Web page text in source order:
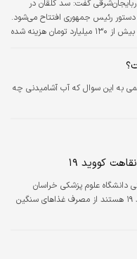
به یکدیگر وصل نیستند و به همین
نقاط با فشار کم می‌رسد.
گفت: سد کلقان در
دستور رئیس جمهوری افتتاح می‌شود.
محمدرضا پورمحمدی اعلام کرد: برای این طرح بیش از ۱۳۰ میلیارد تومان هزینه شده
از این سد شاهد توسعه پایدار در
بود. وی مهم‌ترین هدف از اجرای…
به این سوال که آب آشامیدنی چه
کووید ۱۹
دانشگاه علوم پزشکی خراسان
شمالی گفت: افرادی که در دوران نقاهت کووید ۱۹ هستند از مصرف غذاهای سنگین